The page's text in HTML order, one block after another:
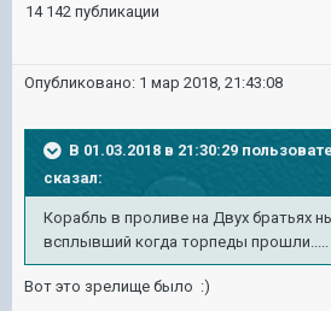
14 142 публикации
Опубликовано: 1 мар 2018, 21:43:08
В 01.03.2018 в 21:30:29
сказал:
Корабль в проливе на Двух братьях
всплывший когда торпеды прошли.....
Вот это зрелище было :)